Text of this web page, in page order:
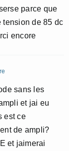
parce que
tension de 85 dc
encore
sans les
et jai eu
est ce
de ampli?
et jaimerai